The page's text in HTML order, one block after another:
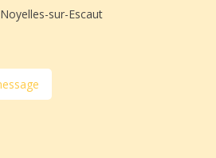
sur-Escaut